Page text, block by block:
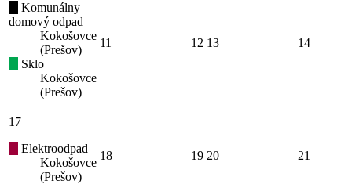
Komunálny
domový odpad
Kokošovce
(Prešov)
Sklo
Kokošovce
(Prešov)
11 12 13 14
17
Elektroodpad
Kokošovce
(Prešov)
18 19 20 21